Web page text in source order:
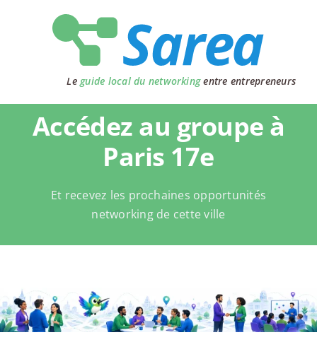
Le guide local du networkingentre entrepreneurs
Accédez au groupe à
Paris 17e
Et recevez les prochaines opportunités
networking de cette ville